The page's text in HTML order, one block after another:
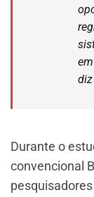
diz
Durante o
convencional